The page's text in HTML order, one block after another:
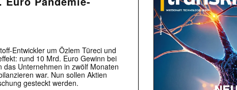
Entwickler um Özlem Türeci und
rund 10 Mrd. Euro Gewinn bei
Unternehmen in zwölf Monaten
war. Nun sollen Aktien
gesteckt werden.